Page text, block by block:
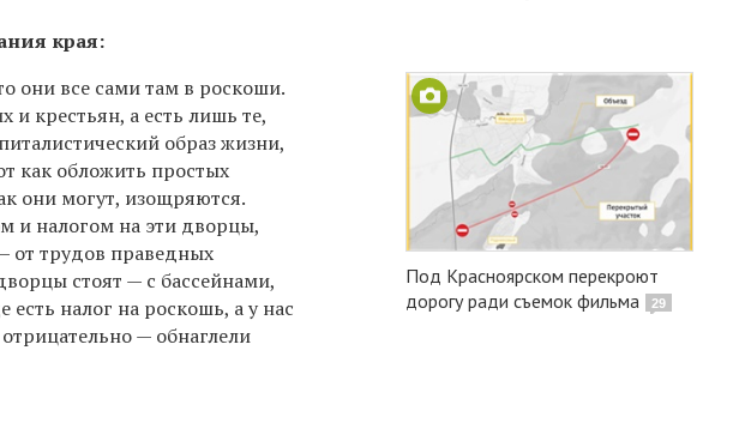
края:
они все сами там в роскоши.
и крестьян, а есть лишь те,
образ жизни,
как обложить простых
они могут, изощряются.
и налогом на эти дворцы,
от трудов праведных
стоят — с бассейнами,
налог на роскошь, а у нас
— обнаглели
Под Красноярском перекроют
дорогу ради съемок фильма
29